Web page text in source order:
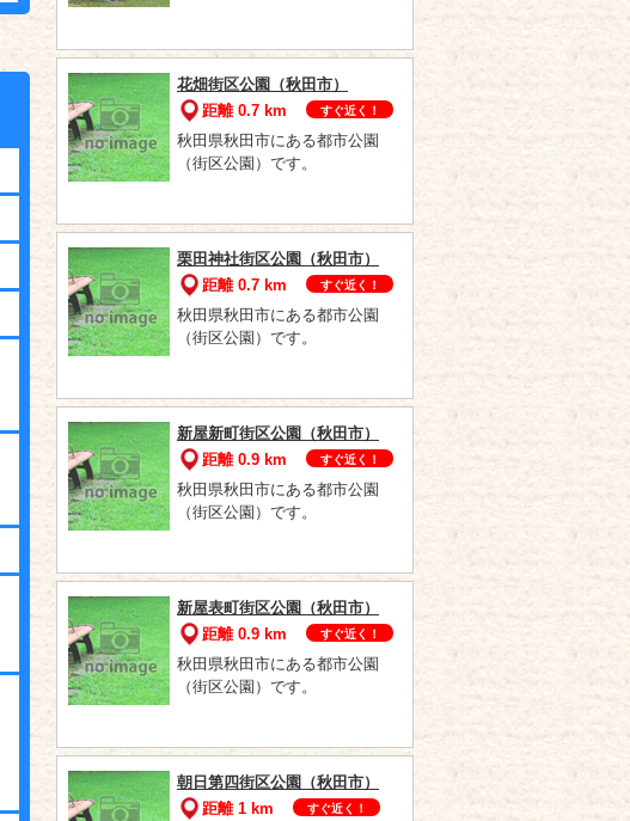
花畑街区公園（秋田市）
距離 0.7 km
すぐ近く！
秋田県秋田市にある都市公園
（街区公園）です。
栗田神社街区公園（秋田市）
距離 0.7 km
すぐ近く！
秋田県秋田市にある都市公園
（街区公園）です。
新屋新町街区公園（秋田市）
距離 0.9 km
すぐ近く！
秋田県秋田市にある都市公園
（街区公園）です。
新屋表町街区公園（秋田市）
距離 0.9 km
すぐ近く！
秋田県秋田市にある都市公園
（街区公園）です。
朝日第四街区公園（秋田市）
距離 1 km
すぐ近く！